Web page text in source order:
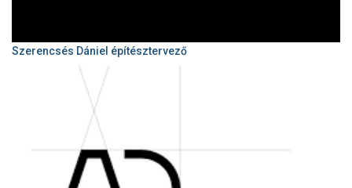
Szerencsés Dániel építésztervező